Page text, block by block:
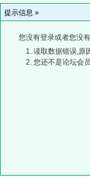
提示信息 »
您没有登录或者您没
读取数据错误,原
您还不是论坛会